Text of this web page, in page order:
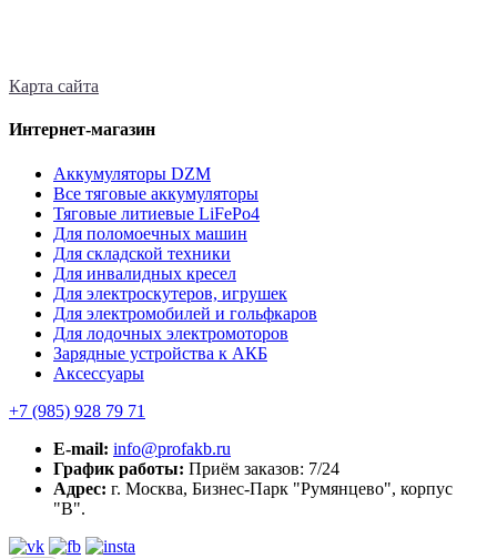
Карта сайта
Интернет-магазин
Аккумуляторы DZM
Все тяговые аккумуляторы
Тяговые литиевые LiFePo4
Для поломоечных машин
Для складской техники
Для инвалидных кресел
Для электроскутеров, игрушек
Для электромобилей и гольфкаров
Для лодочных электромоторов
Зарядные устройства к АКБ
Аксессуары
+7 (985) 928 79 71
E-mail: info@profakb.ru
График работы: Приём заказов: 7/24
Адрес: г. Москва, Бизнес-Парк "Румянцево", корпус
"В".